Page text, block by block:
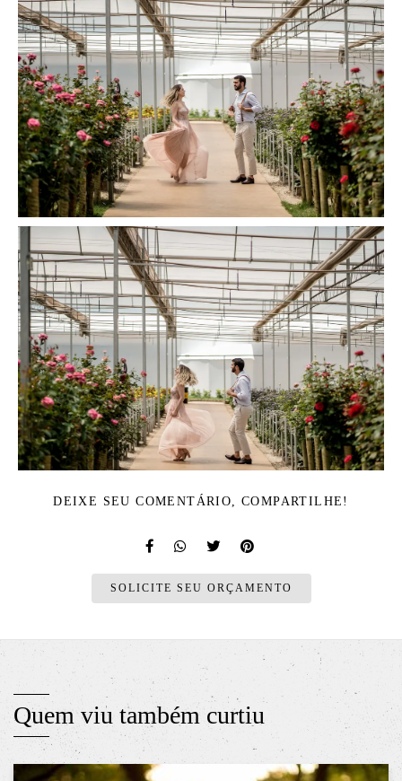
DEIXE SEU COMENTÁRIO, COMPARTILHE!
SOLICITE SEU ORÇAMENTO
Quem viu também curtiu